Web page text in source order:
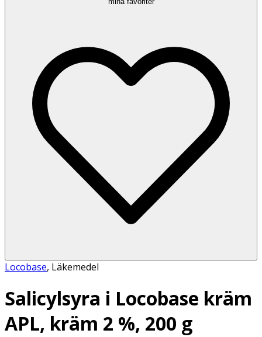
Locobase, Läkemedel
Salicylsyra i Locobase kräm
APL, kräm 2 %, 200 g